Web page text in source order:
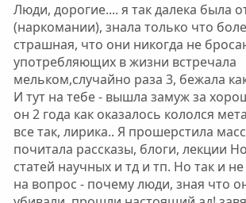
ы
л
а
Люди, дорогие.... я так далека была
(наркомании), знала только что
страшная, что они никогда не
употребляющих в жизни встречала
мельком,случайно раза 3, бежала
И тут на тебе - вышла замуж за
он 2 года как оказалось кололся
все так, лирика.. Я прошерстила
почитала рассказы, блоги, лекции
статей научных и тд и тп. Но так и
на вопрос - почему люди, зная что